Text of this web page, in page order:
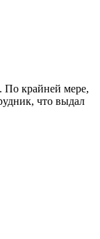
По крайней мере,
что выдал